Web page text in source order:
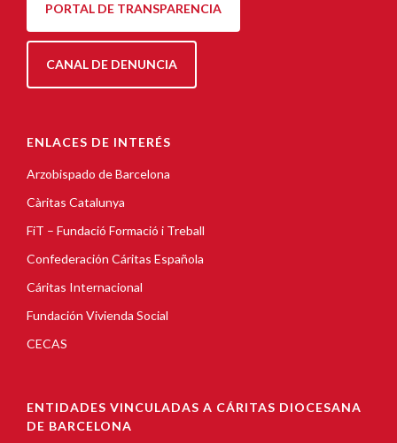
PORTAL DE TRANSPARENCIA
CANAL DE DENUNCIA
ENLACES DE INTERÉS
Arzobispado de Barcelona
Càritas Catalunya
FiT – Fundació Formació i Treball
Confederación Cáritas Española
Cáritas Internacional
Fundación Vivienda Social
CECAS
ENTIDADES VINCULADAS A CÁRITAS DIOCESANA
DE BARCELONA